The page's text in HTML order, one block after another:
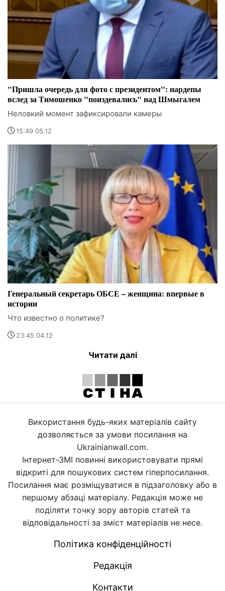
"Пришла очередь для фото с президентом": нардепы
вслед за Тимошенко "поиздевались" над Шмыгалем
Неловкий момент зафиксировали камеры
15:49 05.12
Генеральный секретарь ОБСЕ – женщина: впервые в
истории
Что известно о политике?
23:45 04.12
Читати далі
Використання будь-яких матеріалів сайту
дозволяється за умови посилання на
Ukrainianwall.com.
Інтернет-ЗМІ повинні використовувати прямі
відкриті для пошукових систем гіперпосилання.
Посилання має розміщуватися в підзаголовку або в
першому абзаці матеріалу. Редакція може не
поділяти точку зору авторів статей та
відповідальності за зміст матеріалів не несе.
Політика конфіденційності
Редакція
Контакти